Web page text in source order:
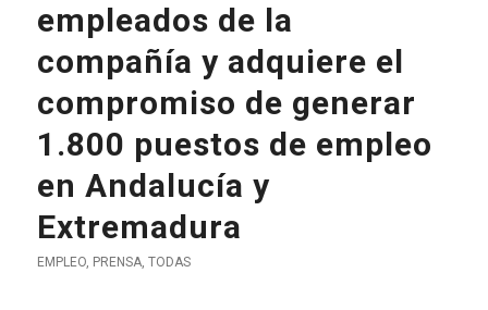
empleados de la
compañía y adquiere el
compromiso de generar
1.800 puestos de empleo
en Andalucía y
Extremadura
EMPLEO, PRENSA, TODAS